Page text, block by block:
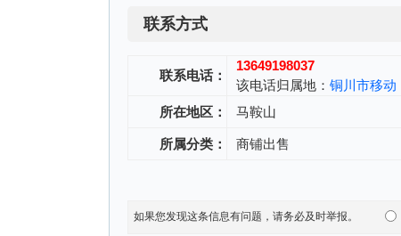
联系方式
联系电话：
13649198037
该电话归属地： 铜川市移动
所在地区：
马鞍山
所属分类： 商铺出售
如果您发现这条信息有问题，请务必及时举报。